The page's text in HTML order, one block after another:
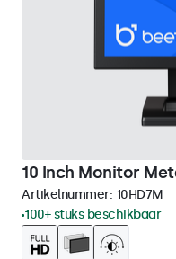
10 Inch Monitor
Artikelnummer: 10HD7M
100+ stuks beschikbaar